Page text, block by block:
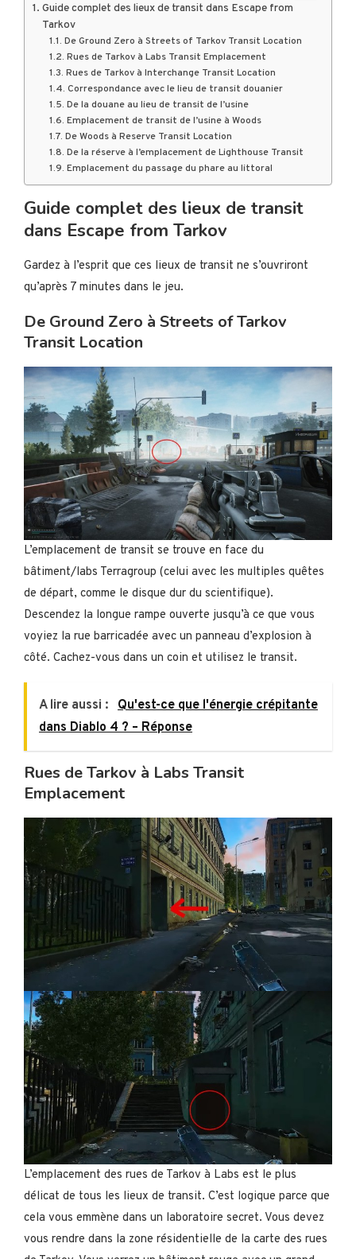
Guide complet des lieux de transit dans Escape from
Tarkov
De Ground Zero à Streets of Tarkov Transit Location
Rues de Tarkov à Labs Transit Emplacement
Rues de Tarkov à Interchange Transit Location
Correspondance avec le lieu de transit douanier
De la douane au lieu de transit de l’usine
Emplacement de transit de l’usine à Woods
De Woods à Reserve Transit Location
De la réserve à l’emplacement de Lighthouse Transit
Emplacement du passage du phare au littoral
Guide complet des lieux de transit
dans Escape from Tarkov
Gardez à l’esprit que ces lieux de transit ne s’ouvriront
qu’après 7 minutes dans le jeu.
De Ground Zero à Streets of Tarkov
Transit Location
L’emplacement de transit se trouve en face du
bâtiment/labs Terragroup (celui avec les multiples quêtes
de départ, comme le disque dur du scientifique).
Descendez la longue rampe ouverte jusqu’à ce que vous
voyiez la rue barricadée avec un panneau d’explosion à
côté. Cachez-vous dans un coin et utilisez le transit.
A lire aussi :
Qu'est-ce que l'énergie crépitante
dans Diablo 4 ? – Réponse
Rues de Tarkov à Labs Transit
Emplacement
L’emplacement des rues de Tarkov à Labs est le plus
délicat de tous les lieux de transit. C’est logique parce que
cela vous emmène dans un laboratoire secret. Vous devez
vous rendre dans la zone résidentielle de la carte des rues